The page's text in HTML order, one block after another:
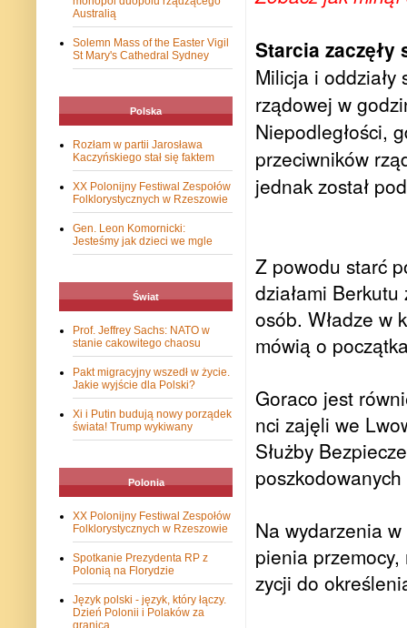
Starcia zaczęły
Milicja i
rządowej w
Niepodległości,
przeciwników
jednak został
Z po­wo­du starć
dzia­ła­mi
osób. Wła­dze w
mówią o
Goraco jest
nci zajęli we
Służby
Na wy­da­rze­nia
pie­nia
zy­cji do
Australią
Solemn Mass of the Easter Vigil
St Mary's Cathedral Sydney
Polska
Rozłam w partii Jarosława
Kaczyńskiego stał się faktem
XX Polonijny Festiwal Zespołów
Folklorystycznych w Rzeszowie
Gen. Leon Komornicki:
Jesteśmy jak dzieci we mgle
Świat
Prof. Jeffrey Sachs: NATO w
stanie cakowitego chaosu
Pakt migracyjny wszedł w życie.
Jakie wyjście dla Polski?
Xi i Putin budują nowy porządek
świata! Trump wykiwany
Polonia
XX Polonijny Festiwal Zespołów
Folklorystycznych w Rzeszowie
Spotkanie Prezydenta RP z
Polonią na Florydzie
Język polski - język, który łączy.
Dzień Polonii i Polaków za
granicą